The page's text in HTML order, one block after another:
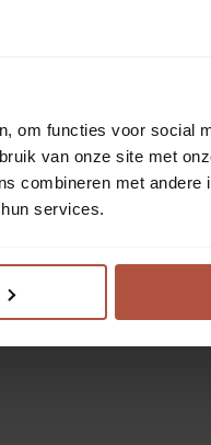
om functies voor social
van onze site met
combineren met andere
services.